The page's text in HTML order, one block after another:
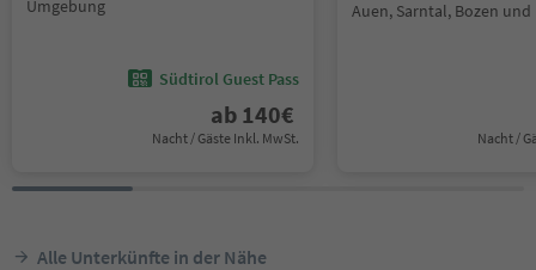
Umgebung
Südtirol Guest Pass
ab 140€
Nacht / Gäste Inkl. MwSt.
Auen, Sarntal, Bozen
Nacht /
Alle Unterkünfte in der Nähe